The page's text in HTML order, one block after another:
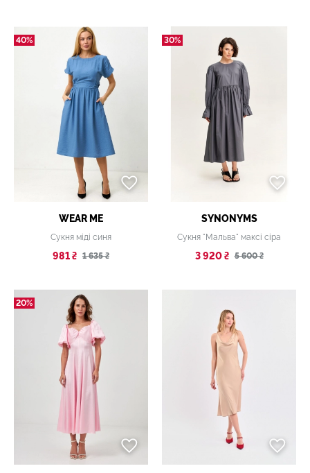
40%
WEAR ME
Сукня міді синя
981 ₴ 1 635 ₴
30%
SYNONYMS
Сукня "Мальва" максі сіра
3 920 ₴ 5 600 ₴
20%